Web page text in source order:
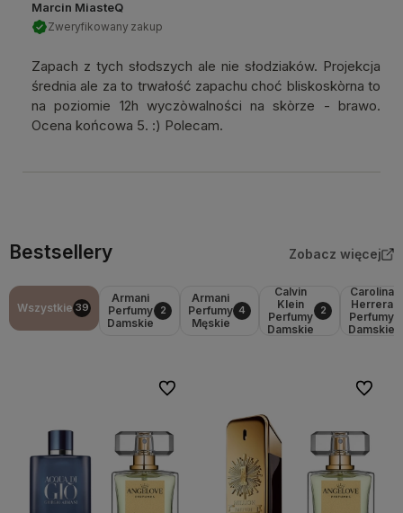
Marcin MiasteQ
Zweryfikowany zakup
Zapach z tych słodszych ale nie słodziaków. Projekcja
średnia ale za to trwałość zapachu choć bliskoskòrna to
na poziomie 12h wyczòwalności na skòrze - brawo.
Ocena końcowa 5. :) Polecam.
Bestsellery Zobacz więcej
Wszystkie 39
Armani
Perfumy
Damskie
2
Armani
Perfumy
Męskie
4
Calvin
Klein
Perfumy
Damskie
2
Carolina
Herrera
Perfumy
Damskie
Do ulubionych Do